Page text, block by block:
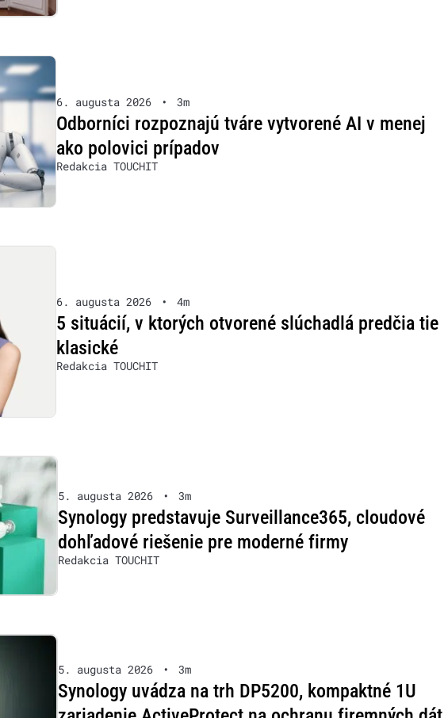
6. augusta 2026 • 3m
Odborníci rozpoznajú tváre vytvorené AI v menej
ako polovici prípadov
Redakcia TOUCHIT
6. augusta 2026 • 4m
5 situácií, v ktorých otvorené slúchadlá predčia tie
klasické
Redakcia TOUCHIT
5. augusta 2026 • 3m
Synology predstavuje Surveillance365, cloudové
dohľadové riešenie pre moderné firmy
Redakcia TOUCHIT
5. augusta 2026 • 3m
Synology uvádza na trh DP5200, kompaktné 1U